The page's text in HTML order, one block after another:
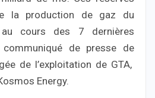
la production de gaz du
cours des 7 dernières
de presse de
de l’exploitation de GTA,
Energy.